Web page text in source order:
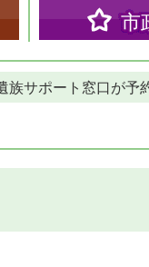
市
族サポート窓口が予